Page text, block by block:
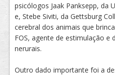
psicólogos Jaak Panksepp, da
e, Stebe Siviti, da Gettsburg
cerebral dos animais que
FOS, agente de estimulação e
nerurais.
Outro dado importante foi a